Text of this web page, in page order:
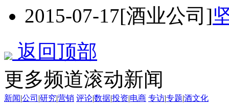
2015-07-17[酒业公司]
返回顶部
更多频道滚动新闻
新闻|公司 |研究|营销 评论|数据|投资|电商 专访|专题|酒文化